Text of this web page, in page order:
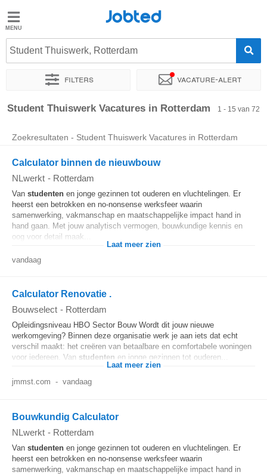
Jobted
Vacatures
Salarissen
Jobted
Student Thuiswerk, Rotterdam
Filters Vacature-alert
Sorteer op Exacte locatie Bedrijf Soort dienstverband
Student Thuiswerk Vacatures in Rotterdam 1 - 15 van 72
Zoekresultaten - Student Thuiswerk Vacatures in Rotterdam
Calculator binnen de nieuwbouw
NLwerkt - Rotterdam
Van studenten en jonge gezinnen tot ouderen en vluchtelingen. Er
heerst een betrokken en no-nonsense werksfeer waarin
samenwerking, vakmanschap en maatschappelijke impact hand in
hand gaan. Met jouw analytisch vermogen, bouwkundige kennis en
oog voor detail maak...
Laat meer zien
vandaag
Calculator Renovatie .
Bouwselect - Rotterdam
Opleidingsniveau HBO Sector Bouw Wordt dit jouw nieuwe
werkomgeving? Binnen deze organisatie werk je aan iets dat echt
verschil maakt: het creëren van betaalbare en comfortabele woningen
voor iedereen. Van studenten en jonge gezinnen tot ouderen...
Laat meer zien
jmmst.com - vandaag
Bouwkundig Calculator
NLwerkt - Rotterdam
Van studenten en jonge gezinnen tot ouderen en vluchtelingen. Er
heerst een betrokken en no-nonsense werksfeer waarin
samenwerking, vakmanschap en maatschappelijke impact hand in